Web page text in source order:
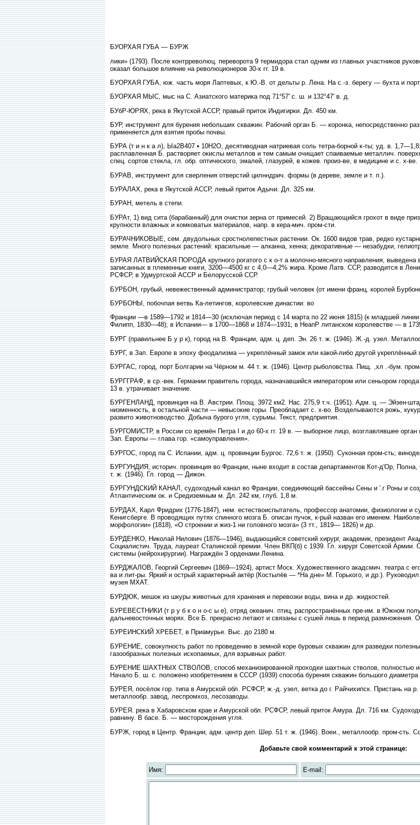
БУОРХАЯ ГУБА — БУРЖ
лики» (1793). После контрреволюц. переворота 9 термидора стал одним из главных участников
оказал большое влияние на революционеров 30-х гг. 19 в.
БУОРХАЯ ГУБА, юж. часть моря Лаптевых, к Ю.-В. от дельты р. Лена. На с.-з. берегу — бухта и порт
БУОРХАЯ МЫС, мыс на С. Азиатского материка под 71°57' с. ш. и 132°47' в. д.
БУбР-ЮРЯХ, река в Якутской АССР, правый приток Индигирки. Дл. 450 км.
БУР, инструмент для бурения небольших скважин. Рабочий орган Б. — коронка, непосредственно
применяется для взятия пробы почвы.
БУРА (т и н к а л), Ыа2В407 • 10Н2О, десятиводная натриевая соль тетра-борной к-ты; уд. в.
расплавленная Б. растворяет окислы металлов и тем самым очищает спаиваемые металлич.
спец. сортов стекла, гл. обр. оптического, эмалей, глазурей, в кожев. произ-ве, в медицине и с. х-ве.
БУРАВ, инструмент для сверления отверстий цилнндрич. формы (в дереве, земле и т. п.).
БУРАЛАХ, река в Якутской АССР, левый приток Адычи. Дл. 325 км.
БУРАН, метель в степи.
БУРАт, 1) вид сита (барабанный) для очистки зерна от примесей. 2) Вращающийся грохот в виде
крупности влажных и комковатых материалов, напр. в кера-мич. пром-сти.
БУРАЧНИКОВЫЕ, сем. двудольных сростнолепестных растении. Ок. 1600 видов трав, редко
земле. Много полезных растений: красильные — алканна, хенна; декоративные — незабудки,
БУРАЯ ЛАТВИЙСКАЯ ПОРОДА крупного рогатого с к о-т а молочно-мясного направления, выведена
записанных в племенные книги, 3200—4500 кг с 4,0—4,2% жира. Кроме Латв. ССР, разводится в
РСФСР, в Удмуртской АССР и Белорусской ССР.
БУРБОН, грубый, невежественный администратор; грубый человек (от имени франц. королей
БУРБОНЫ, побочпая ветвь Ка-летингов, королевские династии: во
Франции —в 1589—1792 и 1814—30 (исключая период с 14 марта по 22 июня 1815) (к младшей
Филипп, 1830—48); в Испании— в 1700—1868 и 1874—1931; в НеапР литанском королевстве — в
БУРГ (правильнее Б у р к), город на В. Франции, адм. ц. деп. Эн. 26 т. ж. (1946). Ж.-д. узел.
БУРГ, в Зап. Европе в эпоху феодализма — укреплённый замок или какой-либо другой укреплённый
БУРГАС, город, порт Болгарии на Чёрном м. 44 т. ж. (1946). Центр рыболовства. Пищ. ,хл .-бум.
БУРГГРАФ, в ср.-век. Германии правитель города, назначавшийся императором или сеньором
13 в. утрачивает значение.
БУРГЕНЛАНД, провинция на В. Австрии. Площ. 3972 км2. Нас. 275,9 т.ч. (1951). Адм. ц. — Эйзен-
низменность, в остальной части — невысокие горы. Преобладает с. х-во. Возделываются рожь,
развито животноводство. Добыча бурого угля, сурьмы. Текст, предприятия.
БУРГОМИСТР, в России со времён Петра I и до 60-х гг. 19 в. — выборное лицо, возглавлявшее орган
Зап. Европы — глава гор. «самоуправления».
БУРГОС, город па С. Испании, адм. ц. провинции Бургос. 72,6 т. ж. (1950). Суконная пром-сть;
БУРГУНДИЯ, историч. провинция во Франции, ныне входит в состав департаментов Кот-д'Ор,
т. ж. (1946). Гл. город — Дижон.
БУРГУНДСКИЙ КАНАЛ, судоходный канал во Франции, соединяющий бассейны Сены и '.г Роны и
Атлантическим ок. и Средиземным м. Дл. 242 км, глуб. 1,8 м.
БУРДАХ, Карл Фридрих (1776-1847), нем. естествоиспытатель, профессор анатомии, физиологии и
Кенигсберге. В проводящих путях спинного мозга Б. описан пучок, к-рый назван его именем.
морфологии» (1818), «О строении и жиз-1 ни головного мозга» (3 тт., 1819— 1826) и др.
БУРДЕНКО, Николай Нилович (1876—1946), выдающийся советский хирург, академик, президент
Социалистич. Труда, лауреат Сталинской премии. Член ВКП(б) с 1939. Гл. хирург Советской Армии.
системы (нейрохирургии). Награждён 3 орденами Ленина.
БУРДЖАЛОВ, Георгий Сергеевич (1869—1924), артист Моск. Художественного акадсмич. театра с
ва и лит-ры. Яркий и острый характерный актёр (Костылёв — *На дне» М. Горького, и др.).
музея МХАТ.
БУРДЮК, мешок из шкуры животных для хранения и перевозки воды, вина и др. жидкостей.
БУРЕВЕСТНИКИ (т р у б к о н о-с ы е), отряд океанич. птиц, распространённых пре-им. в Южном
дальневосточных морях. Все Б. прекрасно летают и связаны с сушей лишь в период размножения.
БУРЕИНСКИЙ ХРЕБЕТ, в Приамурье. Выс. до 2180 м.
БУРЕНИЕ, совокупность работ по проведению в земной коре буровых скважин для разведки
газообразных полезных ископаемых, для взрывных работ.
БУРЕНИЕ ШАХТНЫХ СТВОЛОВ, способ механизированной проходки шахтных стволов, полностью
Начало Б. ш. с. положено изобретением в СССР (1939) способа бурения скважин большого диаметра
БУРЕЯ, посёлок гор. типа в Амурской обл. РСФСР, ж.-д. узел, ветка до г. Райчихипск. Пристань на
металлообр. завод, леспромхоз, лесозаводы.
БУРЕЯ. река в Хабаровском крае и Амурской обл. РСФСР, левый приток Амура. Дл. 716 км.
равнину. В басе. Б. — месторождения угля.
БУРЖ, город в Центр. Франции, адм. центр деп. Шер. 51 т. ж. (1946). Воеи., металлообр. пром-сть.
Добавьте свой комментарий к этой странице:
Имя: E-mail: